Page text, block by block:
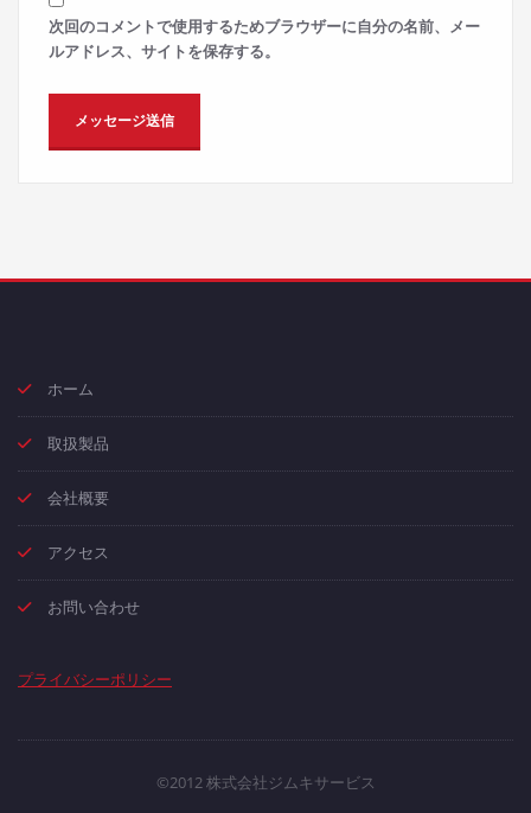
次回のコメントで使用するためブラウザーに自分の名前、メー
ルアドレス、サイトを保存する。
ホーム
取扱製品
会社概要
アクセス
お問い合わせ
プライバシーポリシー
©2012 株式会社ジムキサービス